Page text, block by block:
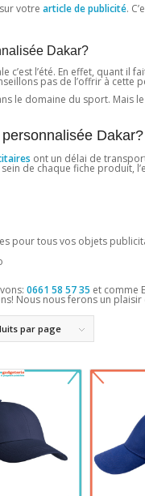
votre article de publicité.
Dakar?
c’est l’été. En effet, quant
pas de l’offrir à cette
le domaine du sport. Mais
Dakar?
ont un délai de
de chaque fiche
pour tous vos objets
0661 58 57 35 et comme
Nous nous ferons un
par page